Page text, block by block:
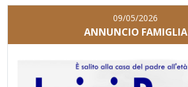
09/05/2026
ANNUNCIO FAMIGLIA